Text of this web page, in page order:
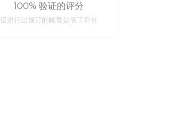
100% 验证的评分
仅进行过预订的顾客提供了评分